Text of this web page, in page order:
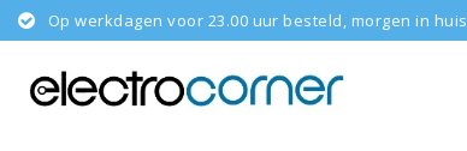
Op werkdagen voor 23.00 uur besteld, morgen in huis